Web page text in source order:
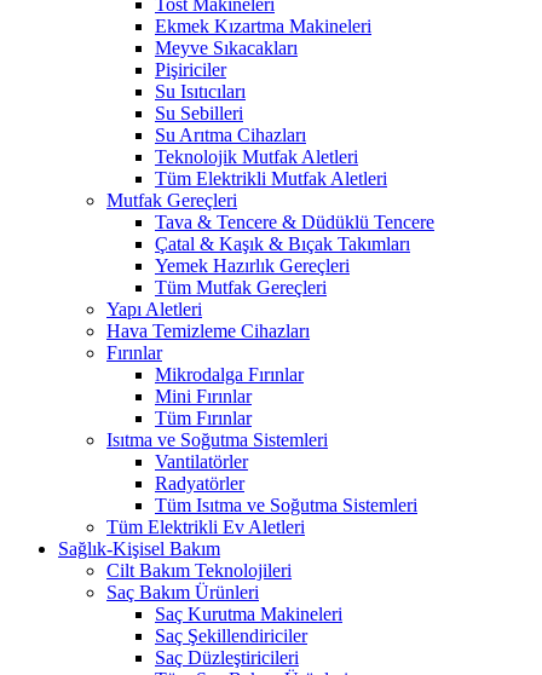
Tost Makineleri
Ekmek Kızartma Makineleri
Meyve Sıkacakları
Pişiriciler
Su Isıtıcıları
Su Sebilleri
Su Arıtma Cihazları
Teknolojik Mutfak Aletleri
Tüm Elektrikli Mutfak Aletleri
Mutfak Gereçleri
Tava & Tencere & Düdüklü Tencere
Çatal & Kaşık & Bıçak Takımları
Yemek Hazırlık Gereçleri
Tüm Mutfak Gereçleri
Yapı Aletleri
Hava Temizleme Cihazları
Fırınlar
Mikrodalga Fırınlar
Mini Fırınlar
Tüm Fırınlar
Isıtma ve Soğutma Sistemleri
Vantilatörler
Radyatörler
Tüm Isıtma ve Soğutma Sistemleri
Tüm Elektrikli Ev Aletleri
Sağlık-Kişisel Bakım
Cilt Bakım Teknolojileri
Saç Bakım Ürünleri
Saç Kurutma Makineleri
Saç Şekillendiriciler
Saç Düzleştiricileri